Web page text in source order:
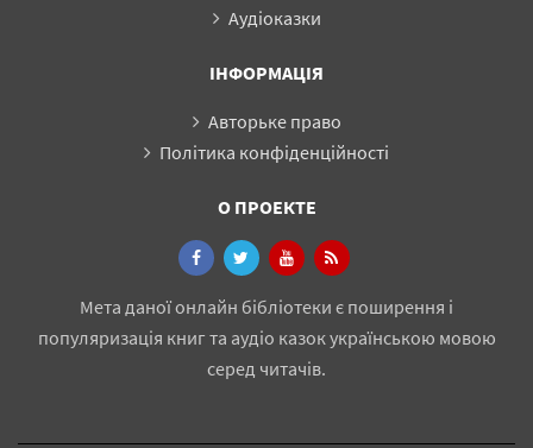
Аудіоказки
ІНФОРМАЦІЯ
Авторьке право
Політика конфіденційності
О ПРОЕКТЕ
Мета даної онлайн бібліотеки є поширення і
популяризація книг та аудіо казок українською мовою
серед читачів.